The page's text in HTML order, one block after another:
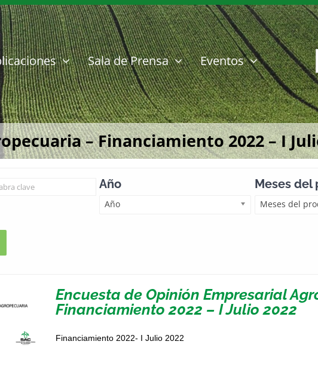
Sala de Prensa Eventos
– Financiamiento 2022 – I
Año
Año
Meses del
Meses del
Encuesta de Opinión Empresarial
Financiamiento 2022 – I Julio 2022
Financiamiento 2022- I Julio 2022